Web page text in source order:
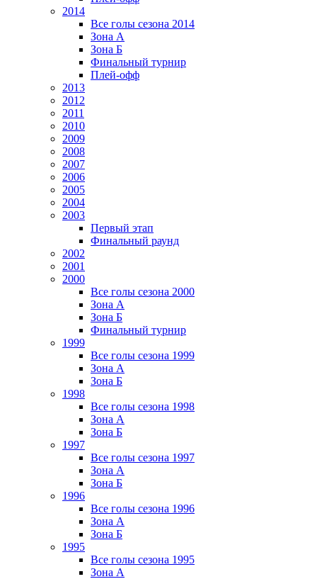
2014
Все голы сезона 2014
Зона А
Зона Б
Финальный турнир
Плей-офф
2013
2012
2011
2010
2009
2008
2007
2006
2005
2004
2003
Первый этап
Финальный раунд
2002
2001
2000
Все голы сезона 2000
Зона А
Зона Б
Финальный турнир
1999
Все голы сезона 1999
Зона А
Зона Б
1998
Все голы сезона 1998
Зона А
Зона Б
1997
Все голы сезона 1997
Зона А
Зона Б
1996
Все голы сезона 1996
Зона А
Зона Б
1995
Все голы сезона 1995
Зона А